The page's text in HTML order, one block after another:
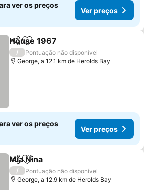
ver os preços
Ver preços
PartilharAdicionar aos favoritos
House 1967
/
Pontuação não disponível
George, a 12.1 km de Herolds Bay
ver os preços
Ver preços
PartilharAdicionar aos favoritos
Mia Nina
/
Pontuação não disponível
George, a 12.9 km de Herolds Bay